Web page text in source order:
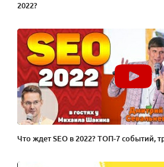
2022?
Что ждет SEO в 2022? ТОП-7 событий,